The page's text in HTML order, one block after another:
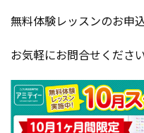
無料体験レッスンのお申
お気軽にお問合せください